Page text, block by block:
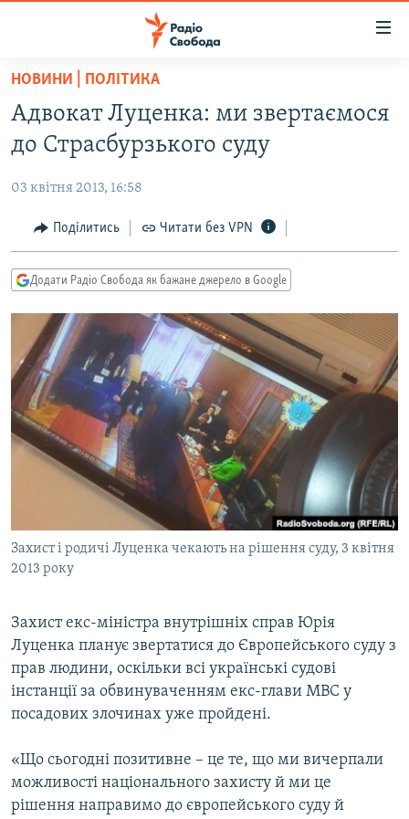
Перейти
основного
матеріалу
до
навігації
Перейти
до
ВСЕ ЗА ДОБУ
ПОЛІТИКА
ЕКОНОМІКА
КУЛЬТУРА
СПОРТ
УКРАЇНА
СВІТ
ВІЙНА
РОСІЙСЬКА «ФІЛЬТРАЦІЯ»
КРИМ.РЕАЛІЇ
ТИ ЯК?
СХЕМИ
КИТАЙ.ВИКЛИКИ
МУЛЬТИМЕДІА
ФОТО
СПЕЦПРОЄКТИ
КРИМ РЕАЛІЇ
УКР
КТАТ
ДОЛУЧАЙСЯ!
НОВИНИ | ПОЛІТИКА
Адвокат Луценка: ми звертаємося
до Страсбурзького суду
03 квітня 2013, 16:58
Поділитись Читати без VPN
Додати Радіо Свобода як бажане джерело в Google
Захист і родичі Луценка чекають на рішення суду, 3 квітня
2013 року
Захист екс-міністра внутрішніх справ Юрія
Луценка планує звертатися до Європейського суду з
прав людини, оскільки всі українські судові
інстанції за обвинуваченням екс-глави МВС у
посадових злочинах уже пройдені.
«Що сьогодні позитивне – це те, що ми вичерпали
можливості національного захисту й ми це
рішення направимо до європейського суду й